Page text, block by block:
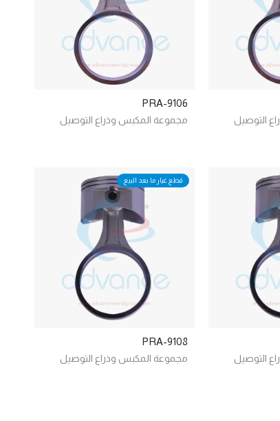
التوصيل
PRA-9106
مجموعة المكبس وذراع التوصيل
التوصيل
قطع غيار ما بعد البيع
PRA-9108
مجموعة المكبس وذراع التوصيل